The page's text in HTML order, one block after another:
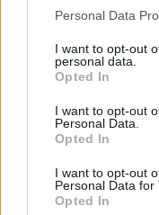
This information may
disclose it to other
Please note that this
services and may
not limited to your
grant or deny consent
consent section.
Personal Data
I want to opt-out
personal data.
Opted In
I want to opt-out
Personal Data.
Opted In
I want to opt-out
Personal Data for
Opted In